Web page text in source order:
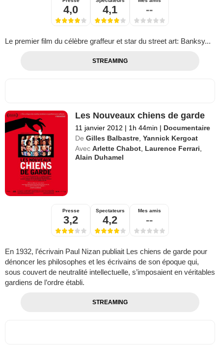
4,0 4,1 --
Le premier film du célèbre graffeur et star du street art: Banksy...
STREAMING
Les Nouveaux chiens de garde
11 janvier 2012 | 1h 44min | Documentaire
De Gilles Balbastre ,Yannick Kergoat
Avec Arlette Chabot Laurence Ferrari
Alain Duhamel
Presse
3,2
Spectateurs
4,2
Mes amis
--
En 1932, l’écrivain Paul Nizan publiait Les chiens de garde pour
dénoncer les philosophes et les écrivains de son époque qui,
sous couvert de neutralité intellectuelle, s’imposaient en véritables
gardiens de l’ordre établi.
STREAMING